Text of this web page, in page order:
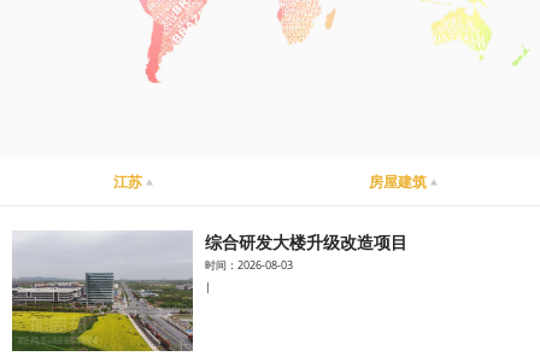
桥梁支座系统
水泥基系统
新能源系统
江苏 房屋建筑
综合研发大楼升级改造项目
时间：2026-08-03
|